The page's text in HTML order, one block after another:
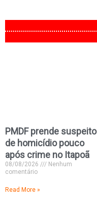
PMDF prende suspeito
de homicídio pouco
após crime no Itapoã
08/08/2026
Nenhum
comentário
Read More »